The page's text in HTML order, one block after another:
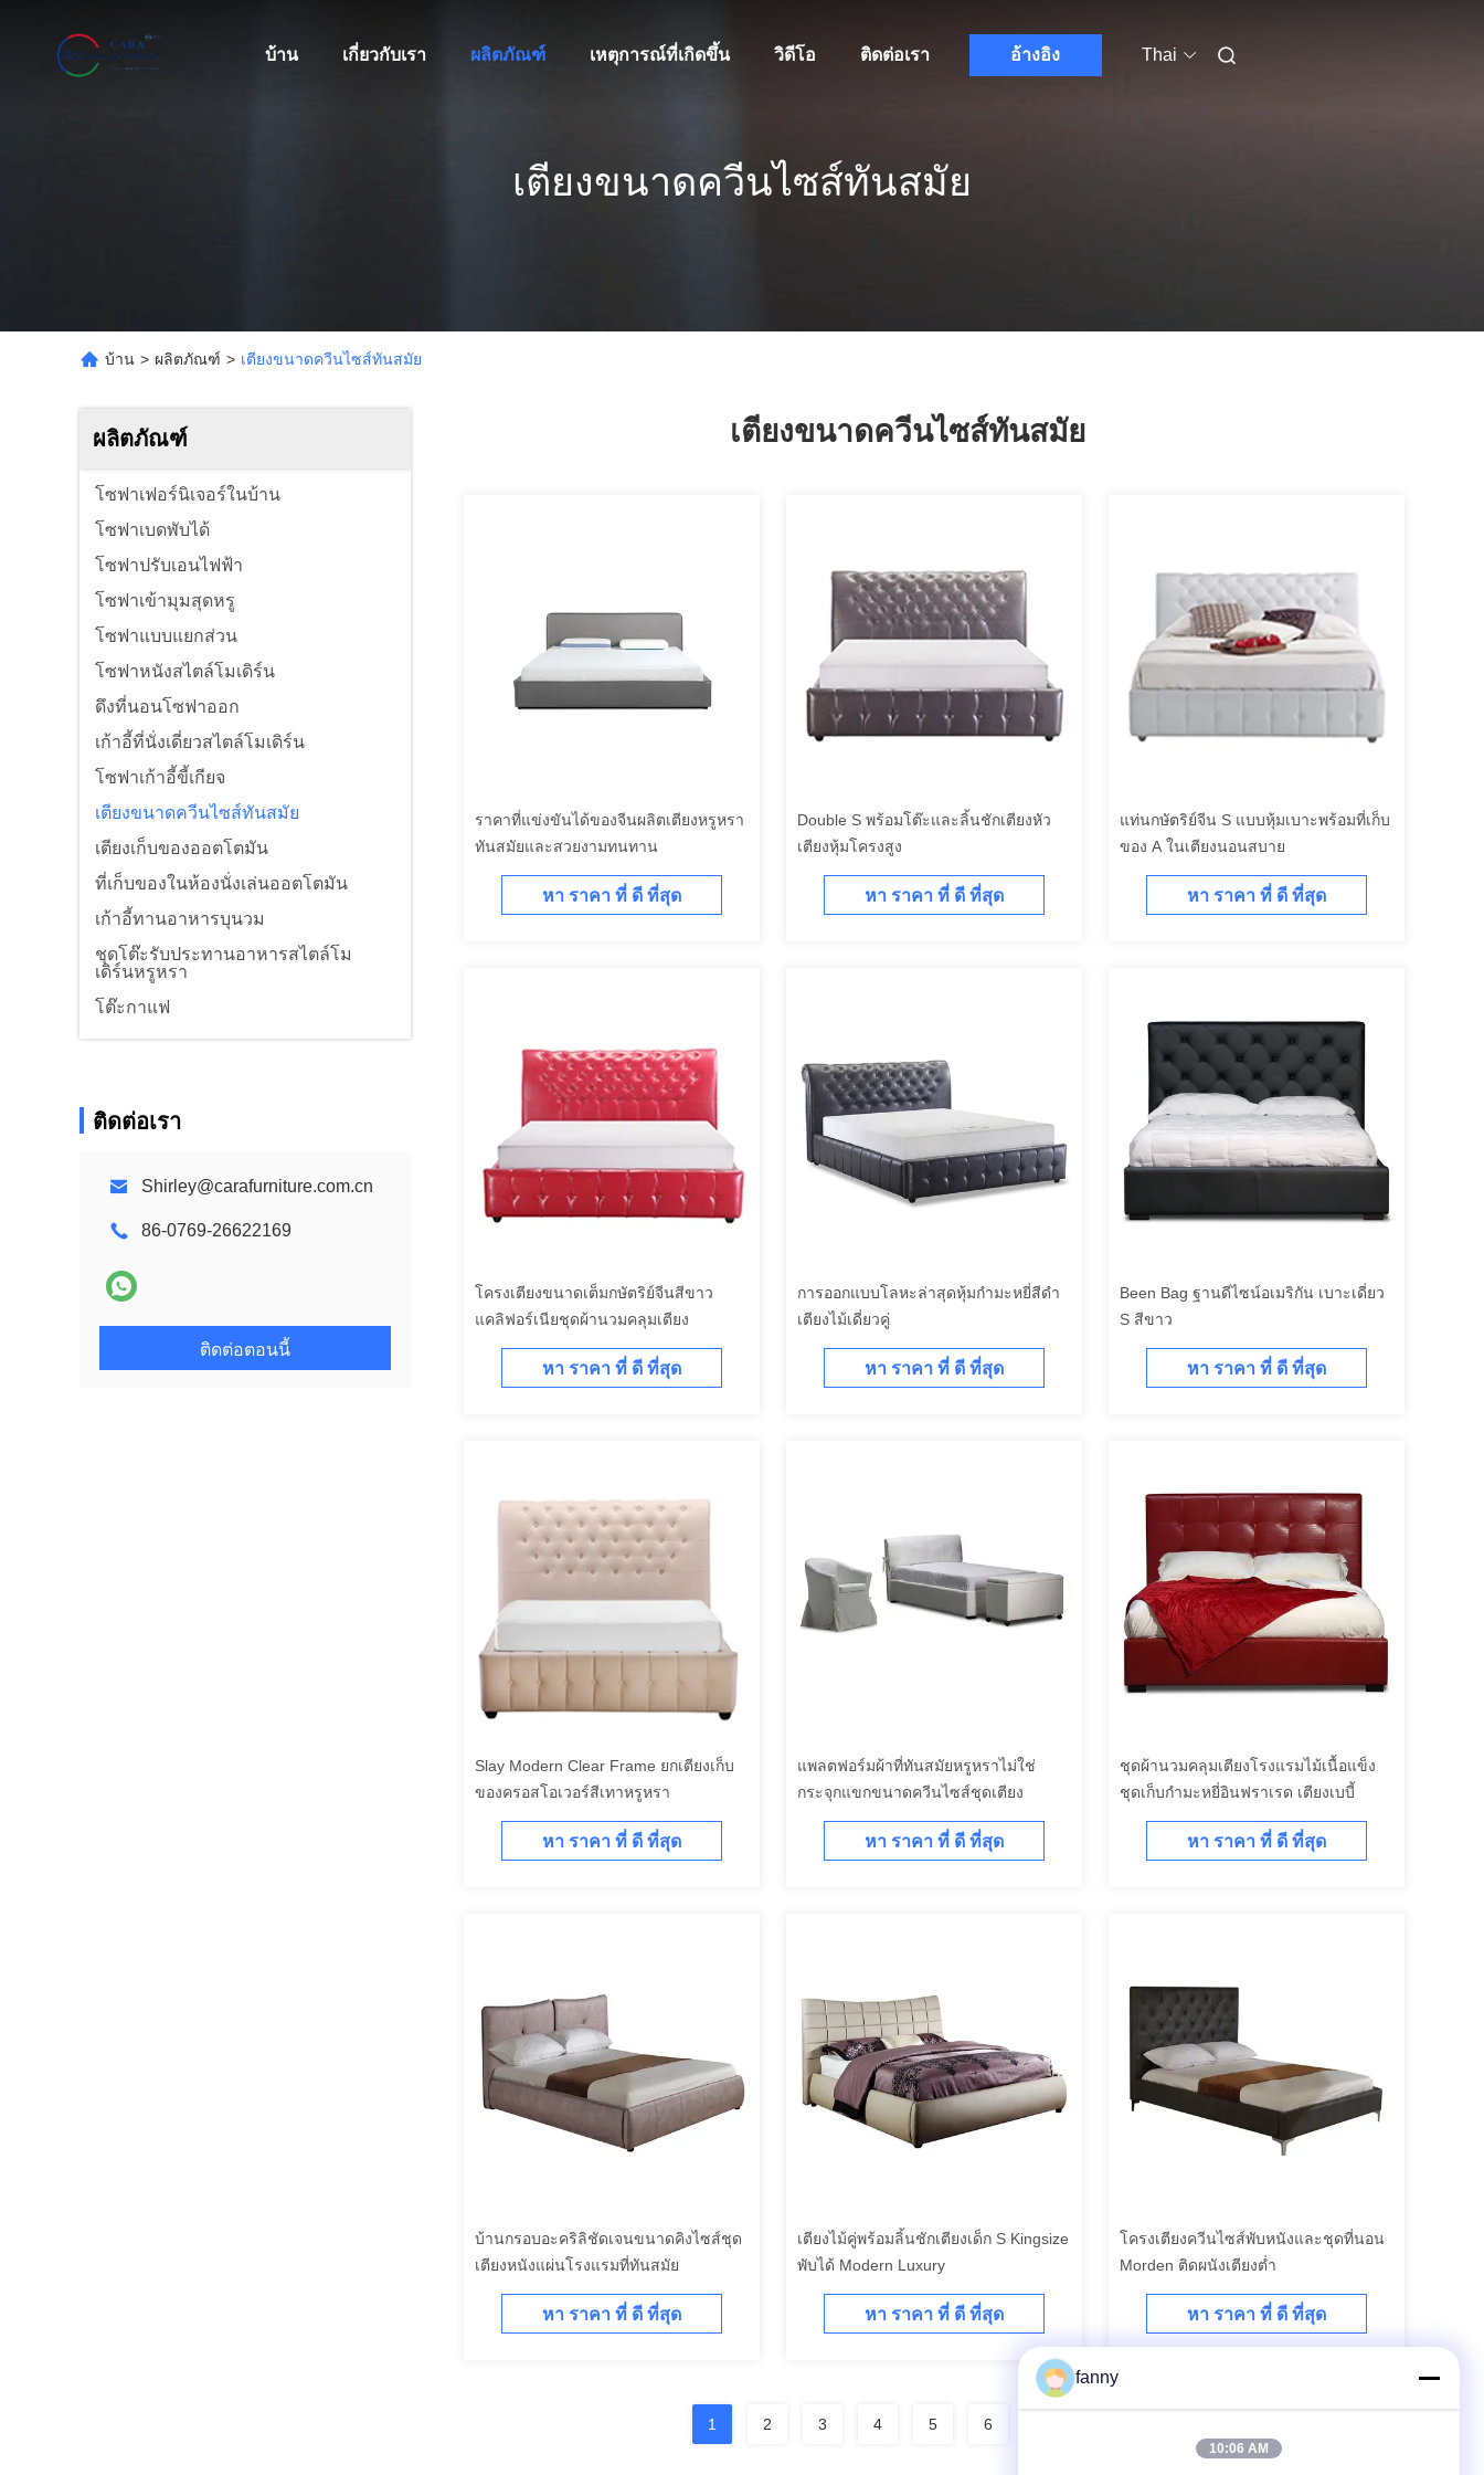
บ้าน เกี่ยวกับเรา ผลิตภัณฑ์ เหตุการณ์ที่เกิดขึ้น วิดีโอ ติดต่อเรา อ้างอิง Thai
เตียงขนาดควีนไซส์ทันสมัย
บ้าน > ผลิตภัณฑ์ > เตียงขนาดควีนไซส์ทันสมัย
ผลิตภัณฑ์
โซฟาเฟอร์นิเจอร์ในบ้าน
โซฟาเบดพับได้
โซฟาปรับเอนไฟฟ้า
โซฟาเข้ามุมสุดหรู
โซฟาแบบแยกส่วน
โซฟาหนังสไตล์โมเดิร์น
ดึงที่นอนโซฟาออก
เก้าอี้ที่นั่งเดี่ยวสไตล์โมเดิร์น
โซฟาเก้าอี้ขี้เกียจ
เตียงขนาดควีนไซส์ทันสมัย
เตียงเก็บของออตโตมัน
ที่เก็บของในห้องนั่งเล่นออตโตมัน
เก้าอี้ทานอาหารบุนวม
ชุดโต๊ะรับประทานอาหารสไตล์โม
เดิร์นหรูหรา
โต๊ะกาแฟ
ติดต่อเรา
Shirley@carafurniture.com.cn
86-0769-26622169
ติดต่อตอนนี้
เตียงขนาดควีนไซส์ทันสมัย
ราคาที่แข่งขันได้ของจีนผลิตเตียงหรูหรา
ทันสมัยและสวยงามทนทาน
หา ราคา ที่ ดี ที่สุด
Double S พร้อมโต๊ะและลิ้นชักเตียงหัว
เตียงหุ้มโครงสูง
หา ราคา ที่ ดี ที่สุด
แท่นกษัตริย์จีน S แบบหุ้มเบาะพร้อมที่เก็บ
ของ A ในเตียงนอนสบาย
หา ราคา ที่ ดี ที่สุด
โครงเตียงขนาดเต็มกษัตริย์จีนสีขาว
แคลิฟอร์เนียชุดผ้านวมคลุมเตียง
หา ราคา ที่ ดี ที่สุด
การออกแบบโลหะล่าสุดหุ้มกำมะหยี่สีดำ
เตียงไม้เดี่ยวคู่
หา ราคา ที่ ดี ที่สุด
Been Bag ฐานดีไซน์อเมริกัน เบาะเดี่ยว
S สีขาว
หา ราคา ที่ ดี ที่สุด
Slay Modern Clear Frame ยกเตียงเก็บ
ของครอสโอเวอร์สีเทาหรูหรา
หา ราคา ที่ ดี ที่สุด
แพลตฟอร์มผ้าที่ทันสมัยหรูหราไม่ใช่
กระจุกแขกขนาดควีนไซส์ชุดเตียง
หา ราคา ที่ ดี ที่สุด
ชุดผ้านวมคลุมเตียงโรงแรมไม้เนื้อแข็ง
ชุดเก็บกำมะหยี่อินฟราเรด เตียงเบบี้
หา ราคา ที่ ดี ที่สุด
บ้านกรอบอะคริลิชัดเจนขนาดคิงไซส์ชุด
เตียงหนังแผ่นโรงแรมที่ทันสมัย
หา ราคา ที่ ดี ที่สุด
เตียงไม้คู่พร้อมลิ้นชักเตียงเด็ก S Kingsize
พับได้ Modern Luxury
หา ราคา ที่ ดี ที่สุด
โครงเตียงควีนไซส์พับหนังและชุดที่นอน
Morden ติดผนังเตียงต่ำ
หา ราคา ที่ ดี ที่สุด
1 2 3 4 5 6
fanny
10:06 AM